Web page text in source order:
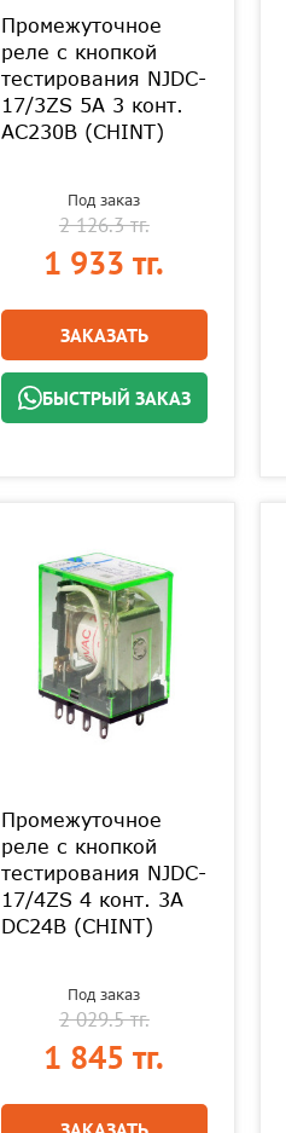
Промежуточное
реле с кнопкой
тестирования NJDC-
17/3ZS 5А 3 конт.
AC230В (CHINT)
Под заказ
2 126.3 тг.
1 933 тг.
ЗАКАЗАТЬ
БЫСТРЫЙ ЗАКАЗ
Промежуточное
реле с кнопкой
тестирования NJDC-
17/4ZS 4 конт. 3А
DC24В (CHINT)
Под заказ
2 029.5 тг.
1 845 тг.